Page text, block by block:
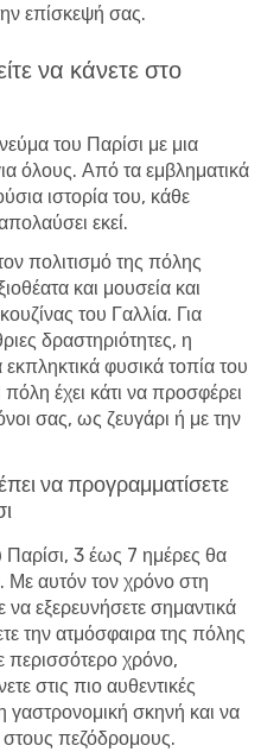
επίσκεψή σας.
να κάνετε στο
του Παρίσι με μια
όλους. Από τα εμβληματικά
ιστορία του, κάθε
εκεί.
πολιτισμό της πόλης
και μουσεία και
του Γαλλία. Για
δραστηριότητες, η
φυσικά τοπία του
έχει κάτι να προσφέρει
σας, ως ζευγάρι ή με την
να προγραμματίσετε
Παρίσι, 3 έως 7 ημέρες θα
αυτόν τον χρόνο στη
εξερευνήσετε σημαντικά
την ατμόσφαιρα της πόλης
περισσότερο χρόνο,
στις πιο αυθεντικές
γαστρονομική σκηνή και να
πεζόδρομους.